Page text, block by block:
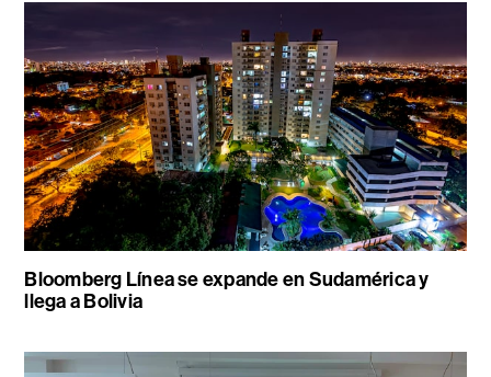
Bloomberg Línea se expande en Sudamérica y
llega a Bolivia